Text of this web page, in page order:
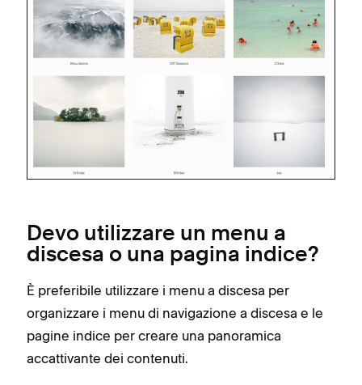
Devo utilizzare un menu a
discesa o una pagina indice?
È preferibile utilizzare i menu a discesa per
organizzare i menu di navigazione a discesa e le
pagine indice per creare una panoramica
accattivante dei contenuti.